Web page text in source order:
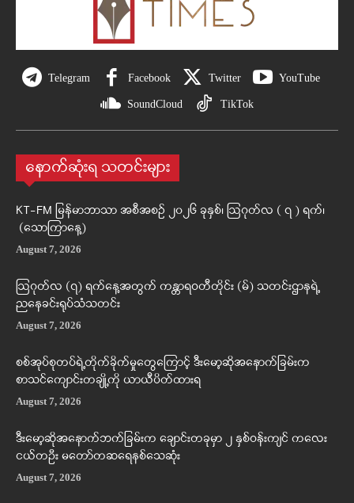
Telegram Facebook Twitter YouTube
SoundCloud TikTok
နောက်ဆုံးရ သတင်းများ
KT-FM မြန်မာဘာသာ အစီအစဉ် ၂၀၂၆ ခုနှစ်၊ ဩဂုတ်လ ( ၇ ) ရက်၊
(သောကြာနေ့)
August 7, 2026
ဩဂုတ်လ (၇) ရက်နေ့အတွက် ကန္တာရဝတီတိုင်း (မ်) သတင်းဌာနရဲ့
ညနေခင်းရုပ်သံသတင်း
August 7, 2026
စစ်အုပ်စုတပ်ရဲ့တိုက်ခိုက်မှုတွေကြောင့် ဒီးမော့ဆိုအနောက်ခြမ်းက
စာသင်ကျောင်းတချို့ကို ယာယီပိတ်ထားရ
August 7, 2026
ဒီးမော့ဆိုအနောက်ဘက်ခြမ်းက ချောင်းတခုမှာ ၂ နှစ်ဝန်းကျင် ကလေး
ငယ်တဦး မတော်တဆရေနစ်သေဆုံး
August 7, 2026